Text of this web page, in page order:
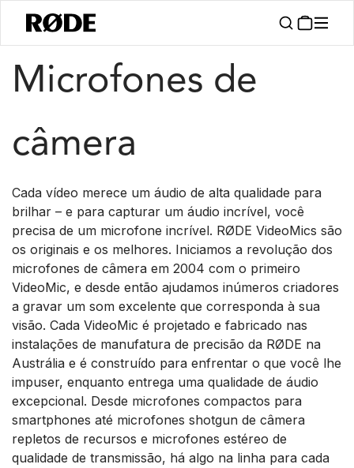
Produtos / Microfones
Microfones de
câmera
Cada vídeo merece um áudio de alta qualidade para
brilhar – e para capturar um áudio incrível, você
precisa de um microfone incrível. RØDE VideoMics são
os originais e os melhores. Iniciamos a revolução dos
microfones de câmera em 2004 com o primeiro
VideoMic, e desde então ajudamos inúmeros criadores
a gravar um som excelente que corresponda à sua
visão. Cada VideoMic é projetado e fabricado nas
instalações de manufatura de precisão da RØDE na
Austrália e é construído para enfrentar o que você lhe
impuser, enquanto entrega uma qualidade de áudio
excepcional. Desde microfones compactos para
smartphones até microfones shotgun de câmera
repletos de recursos e microfones estéreo de
qualidade de transmissão, há algo na linha para cada